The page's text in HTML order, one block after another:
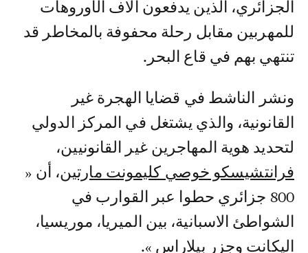
الجزائري، الذين يدفعون آلاف الأوروهات
للمهربين مقابل رحلة محفوفة بالمخاطر قد
تنتهي بهم في قاع البحر.
ونشر الناشط في قضايا الهجرة غير
القانونية، والذي يشتغل في المركز الدولي
لتحديد هوية المهاجرين غير القانونيين،
فرانتشيسكو خوصي كليمونت مارتين، أن «
800 جزائري حطوا عبر القوارب في
الشواطئ الاسبانية، بين الميريا، موريسيا،
اليكانت وجزر بيلاراس ».